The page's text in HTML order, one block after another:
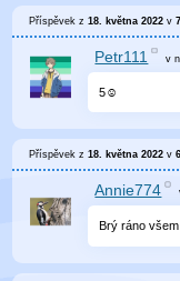
Příspěvek z18. května 2022 v
Petr111 v
5☺️
Příspěvek z18. května 2022 v
Annie774
Brý ráno všem